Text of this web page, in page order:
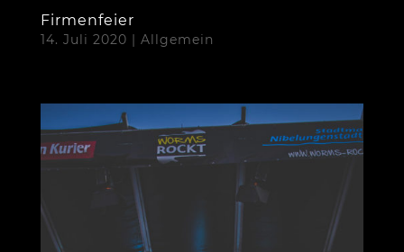
Firmenfeier
14. Juli 2020 | Allgemein